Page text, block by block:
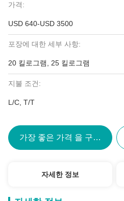
가격:
USD 640-USD 3500
포장에 대한 세부 사항:
20 킬로그램, 25 킬로그램
지불 조건:
L/C, T/T
가장 좋은 가격 을 구하라
자세한 정보